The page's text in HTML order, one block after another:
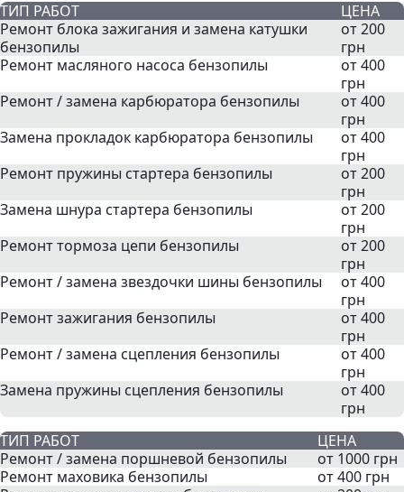
ТИП РАБОТ
ЦЕНА
Ремонт блока зажигания и замена катушки
бензопилы
от 200
грн
Ремонт масляного насоса бензопилы
от 400
грн
Ремонт / замена карбюратора бензопилы
от 400
грн
Замена прокладок карбюратора бензопилы
от 400
грн
Ремонт пружины стартера бензопилы
от 200
грн
Замена шнура стартера бензопилы
от 200
грн
Ремонт тормоза цепи бензопилы
от 200
грн
Ремонт / замена звездочки шины бензопилы
от 400
грн
Ремонт зажигания бензопилы
от 400
грн
Ремонт / замена сцепления бензопилы
от 400
грн
Замена пружины сцепления бензопилы
от 400
грн
ТИП РАБОТ
ЦЕНА
Ремонт / замена поршневой бензопилы
от 1000 грн
Ремонт маховика бензопилы
от 400 грн